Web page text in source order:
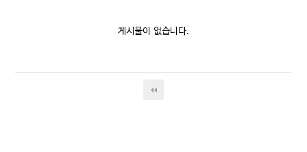
게시물이 없습니다.